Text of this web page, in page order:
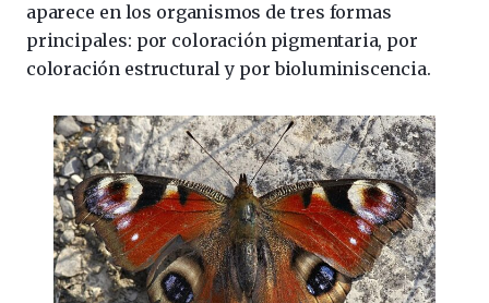
aparece en los organismos de tres formas
principales: por coloración pigmentaria, por
coloración estructural y por bioluminiscencia.